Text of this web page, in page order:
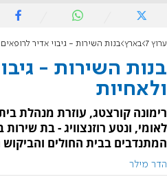
ערוץ 7 בארץ בנות השירות - גיבוי אדיר
בנות השירות -
ולאחיות
רימונה קורצטג, עוזרת מנהלת
לאומי, ונטע רוזנצוויג - בת
המתנדבים בבית החולים
הדר מילר